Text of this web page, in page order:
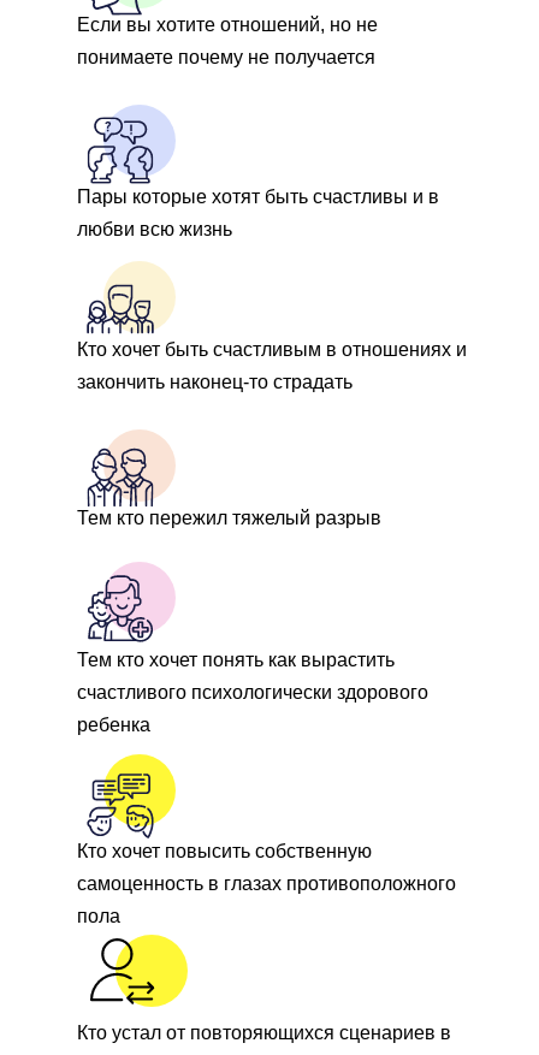
Пары которые хотят быть счастливы и в
любви всю жизнь
Если вы хотите отношений, но не
понимаете почему не получается
Кто хочет быть счастливым в отношениях и
закончить наконец-то страдать
Тем кто пережил тяжелый разрыв
Тем кто хочет понять как вырастить
счастливого психологически здорового
ребенка
Кто хочет повысить собственную
самоценность в глазах противоположного
пола
Кто устал от повторяющихся сценариев в